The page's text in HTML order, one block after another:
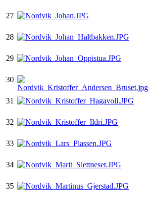
27
28
29
30
31
32
33
34
35